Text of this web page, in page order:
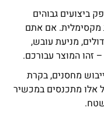
ביצועים גבוהים
מקסימלית. אם אתם
מניעת עובש,
זהו המוצר עבורכם.
מחסנים, בקרת
אלו מתכנסים במכשיר